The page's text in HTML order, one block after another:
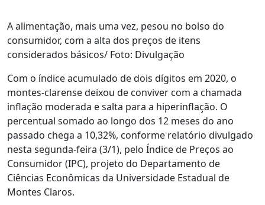
A alimentação, mais uma vez, pesou no bolso do
consumidor, com a alta dos preços de itens
considerados básicos/ Foto: Divulgação
Com o índice acumulado de dois dígitos em 2020, o
montes-clarense deixou de conviver com a chamada
inflação moderada e salta para a hiperinflação. O
percentual somado ao longo dos 12 meses do ano
passado chega a 10,32%, conforme relatório divulgado
nesta segunda-feira (3/1), pelo Índice de Preços ao
Consumidor (IPC), projeto do Departamento de
Ciências Econômicas da Universidade Estadual de
Montes Claros.